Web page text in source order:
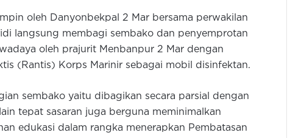
oleh Danyonbekpal 2 Mar bersama perwakilan
langsung membagi sembako dan penyemprotan
oleh prajurit Menbanpur 2 Mar dengan
(Rantis) Korps Marinir sebagai mobil disinfektan.
sembako yaitu dibagikan secara parsial dengan
tepat sasaran juga berguna meminimalkan
edukasi dalam rangka menerapkan Pembatasan